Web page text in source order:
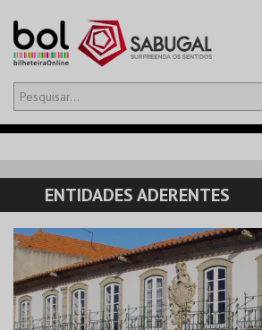
Olá,iniciar sessão
CARRINHO
EVENTOS
CARTÕES
PRODUTOS
ENTIDADES ADERENTES